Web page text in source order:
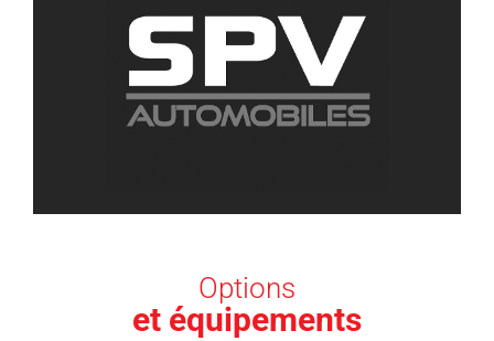
Options
et équipements